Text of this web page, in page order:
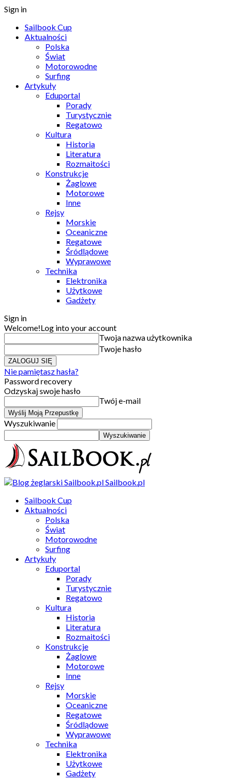
Sign in
Sailbook Cup
Aktualności
Polska
Świat
Motorowodne
Surfing
Artykuły
Eduportal
Porady
Turystycznie
Regatowo
Kultura
Historia
Literatura
Rozmaitości
Konstrukcje
Żaglowe
Motorowe
Inne
Rejsy
Morskie
Oceaniczne
Regatowe
Śródlądowe
Wyprawowe
Technika
Elektronika
Użytkowe
Gadżety
Sign in
Welcome!Log into your account
Twoja nazwa użytkownika
Twoje hasło
Nie pamiętasz hasła?
Password recovery
Odzyskaj swoje hasło
Twój e-mail
Wyszukiwanie
Sailbook.pl
Sailbook Cup
Aktualności
Polska
Świat
Motorowodne
Surfing
Artykuły
Eduportal
Porady
Turystycznie
Regatowo
Kultura
Historia
Literatura
Rozmaitości
Konstrukcje
Żaglowe
Motorowe
Inne
Rejsy
Morskie
Oceaniczne
Regatowe
Śródlądowe
Wyprawowe
Technika
Elektronika
Użytkowe
Gadżety